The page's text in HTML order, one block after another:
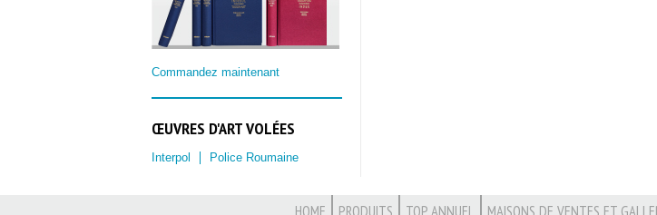
Commandez maintenant
ŒUVRES D'ART VOLÉES
Interpol Police Roumaine